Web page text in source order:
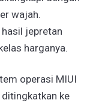
wajah.
jepretan
harganya.
operasi MIUI
ke